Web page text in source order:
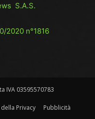
S.A.S.
2020 n°1816
IVA 03595570783
Privacy Pubblicità